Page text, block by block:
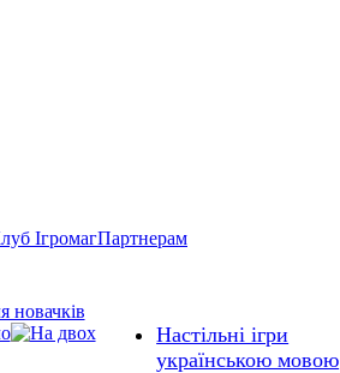
ІгромагПартнерам
новачків
Настільні ігри
українською мовою